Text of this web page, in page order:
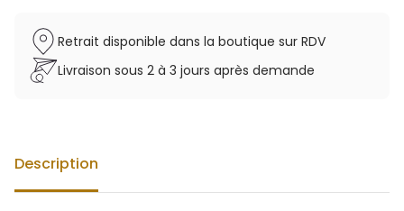
Retrait disponible dans la boutique sur RDV
Livraison sous 2 à 3 jours après demande
Description